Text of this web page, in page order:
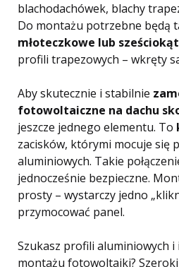
blachodachówek, blachy
Do montażu potrzebne będą
młoteczkowe lub
profili trapezowych – wkręty
Aby skutecznie i stabilnie
fotowoltaiczne na dachu
jeszcze jednego elementu. To
zacisków, którymi mocuje się
aluminiowych. Takie
jednocześnie bezpieczne.
prosty – wystarczy jedno
przymocować panel.
Szukasz profili aluminiowych
montażu fotowoltaiki?